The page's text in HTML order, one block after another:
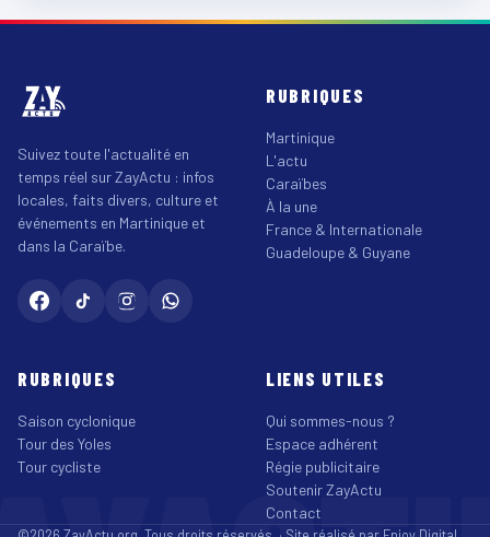
Suivez toute l'actualité en
temps réel sur ZayActu : infos
locales, faits divers, culture et
événements en Martinique et
dans la Caraïbe.
RUBRIQUES
Martinique
L'actu
Caraïbes
À la une
France & Internationale
Guadeloupe & Guyane
RUBRIQUES
Saison cyclonique
Tour des Yoles
Tour cycliste
LIENS UTILES
Qui sommes-nous ?
Espace adhérent
Régie publicitaire
Soutenir ZayActu
Contact